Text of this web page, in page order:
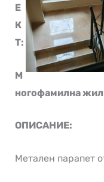
Е
К
Т:
М
ногофамилна
ОПИСАНИЕ:
Метален парапет